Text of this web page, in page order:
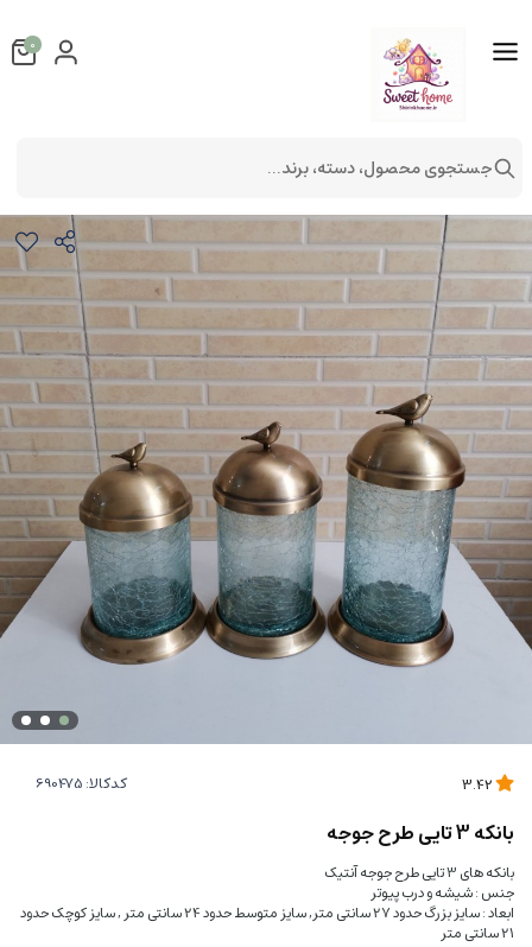
کدکالا:
بانکه 3 تایی طرح جوجه
بانکه های 3 تایی طرح جوجه آنتیک
جنس : شیشه و درب پیوتر
ابعاد : سایز بزرگ حدود 27 سانتی متر, سایز متوسط حدود 24 سانتی متر , سایز کوچک حدود
21 سانتی متر
0
جستجوی محصول، دسته، برند...